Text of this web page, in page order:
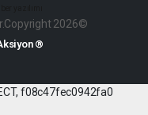
2026©
®
f08c47fec0942fa0